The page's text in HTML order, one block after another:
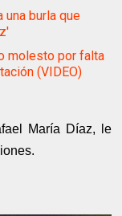
una burla que
molesto por falta
(VIDEO)
María Díaz, le